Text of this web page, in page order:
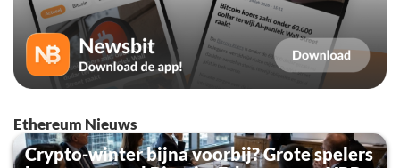
Ethereum Nieuws
Crypto-winter bijna voorbij? Grote spelers